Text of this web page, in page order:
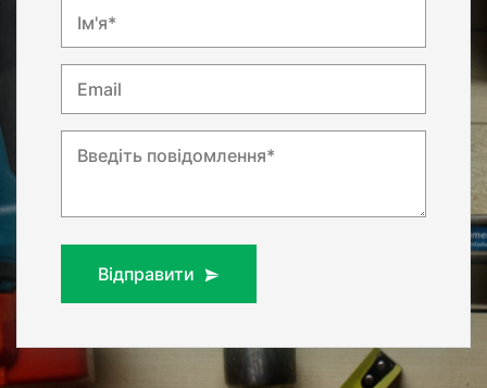
Ім'я*
Email
Введіть повідомлення*
Відправити